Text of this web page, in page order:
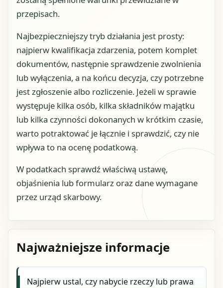
przepisach.
Najbezpieczniejszy tryb działania jest prosty:
najpierw kwalifikacja zdarzenia, potem komplet
dokumentów, następnie sprawdzenie zwolnienia
lub wyłączenia, a na końcu decyzja, czy potrzebne
jest zgłoszenie albo rozliczenie. Jeżeli w sprawie
występuje kilka osób, kilka składników majątku
lub kilka czynności dokonanych w krótkim czasie,
warto potraktować je łącznie i sprawdzić, czy nie
wpływa to na ocenę podatkową.
W podatkach sprawdź właściwą ustawę,
objaśnienia lub formularz oraz dane wymagane
przez urząd skarbowy.
Najważniejsze informacje
Najpierw ustal, czy nabycie rzeczy lub prawa